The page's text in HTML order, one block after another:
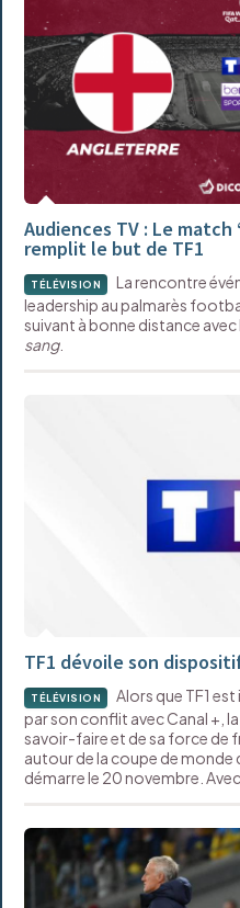
Audiences TV : Le
remplit le but de TF1
TÉLÉVISION
La rencontre
leadership au palmarès
suivant à bonne distance
sang.
TF1 dévoile son
TÉLÉVISION
Alors que TF1
par son conflit avec Canal +,
savoir-faire et de sa force de
autour de la coupe de
démarre le 20 novembre.